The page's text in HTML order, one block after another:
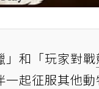
」和「玩家對戰
起征服其他